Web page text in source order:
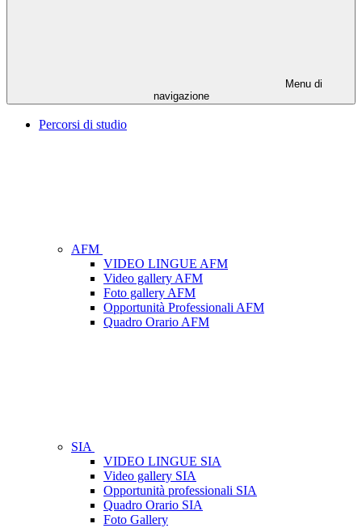
Menu di
navigazione
Percorsi di studio
AFM
VIDEO LINGUE AFM
Video gallery AFM
Foto gallery AFM
Opportunità Professionali AFM
Quadro Orario AFM
SIA
VIDEO LINGUE SIA
Video gallery SIA
Opportunità professionali SIA
Quadro Orario SIA
Foto Gallery